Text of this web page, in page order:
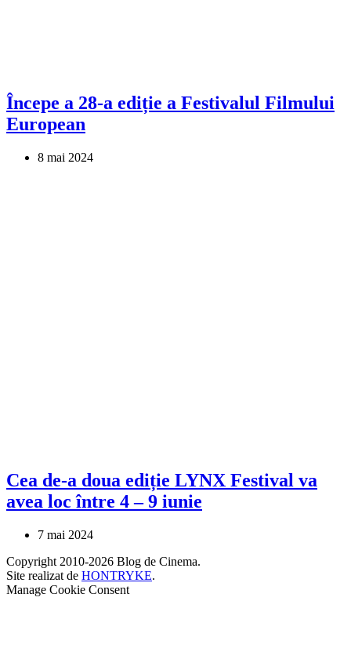
Începe a 28-a ediție a Festivalul Filmului
European
8 mai 2024
Cea de-a doua ediție LYNX Festival va
avea loc între 4 – 9 iunie
7 mai 2024
Copyright 2010-2026 Blog de Cinema.
Site realizat de HONTRYKE.
Manage Cookie Consent